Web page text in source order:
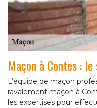
Maçon à Contes :
L’équipe de maçon
ravalement maçon à
les expertises pour